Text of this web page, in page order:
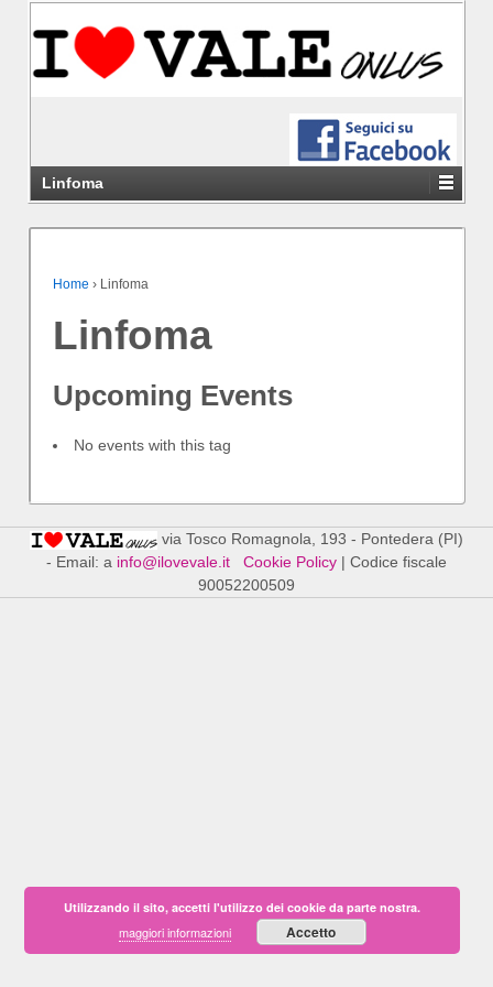
Linfoma
Home › Linfoma
Linfoma
Upcoming Events
No events with this tag
via Tosco Romagnola, 193 - Pontedera (PI)
- Email: a info@ilovevale.it Cookie Policy |Codice fiscale
90052200509
Utilizzando il sito, accetti l'utilizzo dei cookie da parte nostra.
maggiori informazioni Accetto